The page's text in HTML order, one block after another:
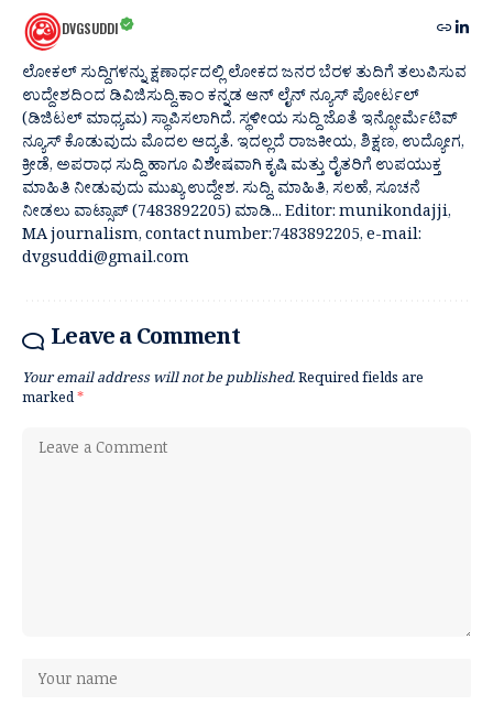
DVGSUDDI
ಲೋಕಲ್ ಸುದ್ದಿಗಳನ್ನು ಕ್ಷಣಾರ್ಧದಲ್ಲಿ ಲೋಕದ ಜನರ ಬೆರಳ ತುದಿಗೆ ತಲುಪಿಸುವ
ಉದ್ದೇಶದಿಂದ ಡಿವಿಜಿಸುದ್ದಿ.ಕಾಂ ಕನ್ನಡ ಆನ್ ಲೈನ್ ನ್ಯೂಸ್ ಪೋರ್ಟಲ್
(ಡಿಜಿಟಲ್ ಮಾಧ್ಯಮ) ಸ್ಥಾಪಿಸಲಾಗಿದೆ. ಸ್ಥಳೀಯ ಸುದ್ದಿ ಜೊತೆ ಇನ್ಫೋರ್ಮೆಟಿವ್
ನ್ಯೂಸ್ ಕೊಡುವುದು ಮೊದಲ ಆದ್ಯತೆ. ಇದಲ್ಲದೆ ರಾಜಕೀಯ, ಶಿಕ್ಷಣ, ಉದ್ಯೋಗ,
ಕ್ರೀಡೆ, ಅಪರಾಧ ಸುದ್ದಿ ಹಾಗೂ ವಿಶೇಷವಾಗಿ ಕೃಷಿ ಮತ್ತು ರೈತರಿಗೆ ಉಪಯುಕ್ತ
ಮಾಹಿತಿ ನೀಡುವುದು ಮುಖ್ಯ ಉದ್ದೇಶ. ಸುದ್ದಿ, ಮಾಹಿತಿ, ಸಲಹೆ, ಸೂಚನೆ
ನೀಡಲು ವಾಟ್ಸಾಪ್ (7483892205) ಮಾಡಿ... Editor: munikondajji,
MA journalism, contact number:7483892205, e-mail:
dvgsuddi@gmail.com
Leave a Comment
Your email address will not be published.Required fields are
marked*